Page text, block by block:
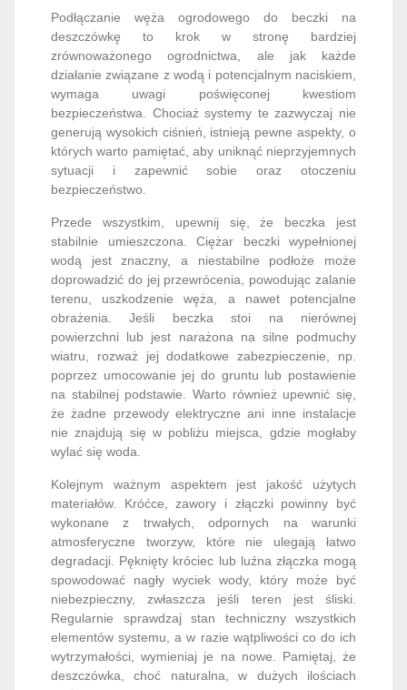
Podłączanie węża ogrodowego do beczki na
deszczówkę to krok w stronę bardziej
zrównoważonego ogrodnictwa, ale jak każde
działanie związane z wodą i potencjalnym naciskiem,
wymaga uwagi poświęconej kwestiom
bezpieczeństwa. Chociaż systemy te zazwyczaj nie
generują wysokich ciśnień, istnieją pewne aspekty, o
których warto pamiętać, aby uniknąć nieprzyjemnych
sytuacji i zapewnić sobie oraz otoczeniu
bezpieczeństwo.
Przede wszystkim, upewnij się, że beczka jest
stabilnie umieszczona. Ciężar beczki wypełnionej
wodą jest znaczny, a niestabilne podłoże może
doprowadzić do jej przewrócenia, powodując zalanie
terenu, uszkodzenie węża, a nawet potencjalne
obrażenia. Jeśli beczka stoi na nierównej
powierzchni lub jest narażona na silne podmuchy
wiatru, rozważ jej dodatkowe zabezpieczenie, np.
poprzez umocowanie jej do gruntu lub postawienie
na stabilnej podstawie. Warto również upewnić się,
że żadne przewody elektryczne ani inne instalacje
nie znajdują się w pobliżu miejsca, gdzie mogłaby
wylać się woda.
Kolejnym ważnym aspektem jest jakość użytych
materiałów. Króćce, zawory i złączki powinny być
wykonane z trwałych, odpornych na warunki
atmosferyczne tworzyw, które nie ulegają łatwo
degradacji. Pęknięty króciec lub luźna złączka mogą
spowodować nagły wyciek wody, który może być
niebezpieczny, zwłaszcza jeśli teren jest śliski.
Regularnie sprawdzaj stan techniczny wszystkich
elementów systemu, a w razie wątpliwości co do ich
wytrzymałości, wymieniaj je na nowe. Pamiętaj, że
deszczówka, choć naturalna, w dużych ilościach